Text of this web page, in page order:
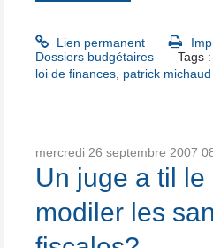
Lien permanent
Dossiers budgétaires
Tags :
loi de finances, patrick michaud
mercredi 26 septembre 2007
Un juge a til
modiler les